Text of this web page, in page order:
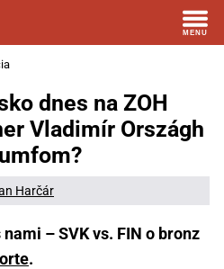
dnes na ZOH
Vladimír Országh
Harčár
– SVK vs. FIN o bronz
.